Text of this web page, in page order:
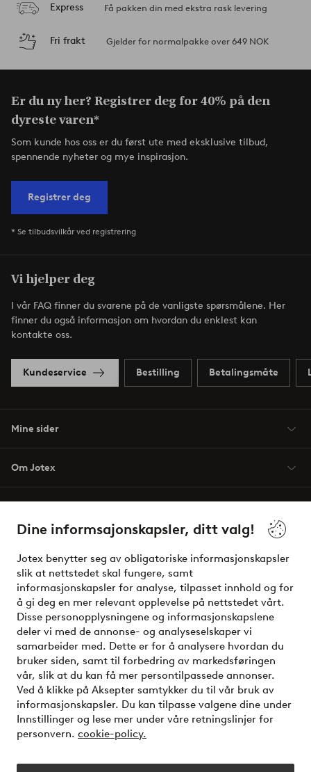
Dine informsajonskapsler, ditt valg!
Jotex benytter seg av obligatoriske informasjonskapsler
slik at nettstedet skal fungere, samt
informasjonskapsler for analyse, tilpasset innhold og for
å gi deg en mer relevant opplevelse på nettstedet vårt.
Disse personopplysningene og informasjonskapslene
deler vi med de annonse- og analyseselskaper vi
samarbeider med. Dette er for å analysere hvordan du
bruker siden, samt til forbedring av markedsføringen
vår, slik at du kan få mer persontilpassede annonser.
Ved å klikke på Aksepter samtykker du til vår bruk av
informasjonskapsler. Du kan tilpasse valgene dine under
Innstillinger og lese mer under våre retningslinjer for
personvern. cookie-policy.
Express Få pakken din med ekstra rask levering
Fri frakt Gjelder for normalpakke over 649 NOK
Er du ny her? Registrer deg for 40% på den
dyreste varen*
Som kunde hos oss er du først ute med eksklusive tilbud,
spennende nyheter og mye inspirasjon.
Registrer deg
* Se tilbudsvilkår ved registrering
Vi hjelper deg
I vår FAQ finner du svarene på de vanligste spørsmålene. Her
finner du også informasjon om hvordan du enklest kan
kontakte oss.
Kundeservice Bestilling Betalingsmåte
Mine sider
Om Jotex
Venner
Sikre betalinger - Betal direkte eller del opp
Vil du vite mer om våre betalingsalternativer?
elpy